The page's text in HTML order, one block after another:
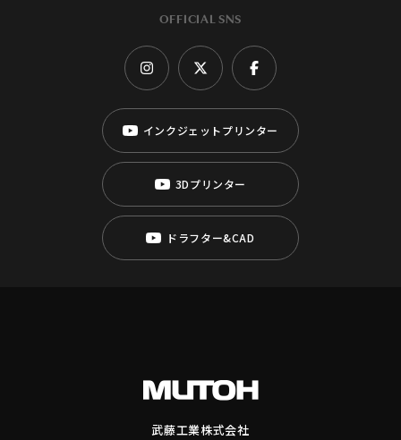
OFFICIAL SNS
インクジェットプリンター
3Dプリンター
ドラフター&CAD
武藤工業株式会社